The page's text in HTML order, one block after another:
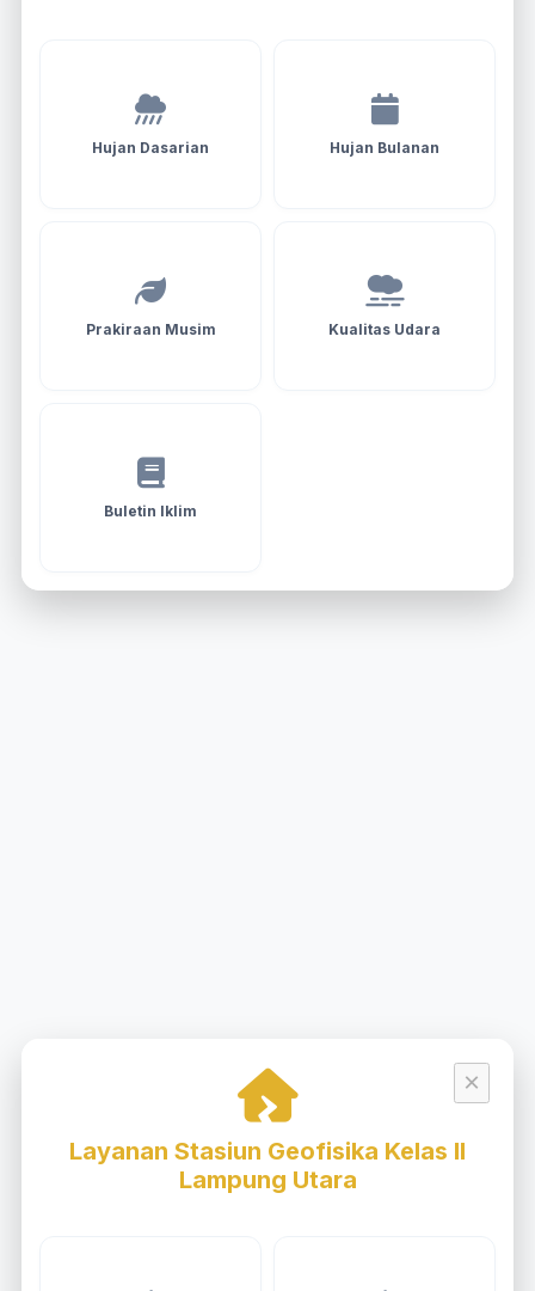
Hujan Dasarian Hujan Bulanan
Prakiraan Musim Kualitas Udara
Buletin Iklim
×
Layanan Stasiun Geofisika Kelas II
Lampung Utara